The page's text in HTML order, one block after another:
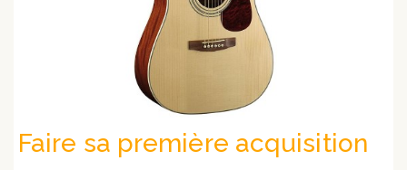
Faire sa première acquisition